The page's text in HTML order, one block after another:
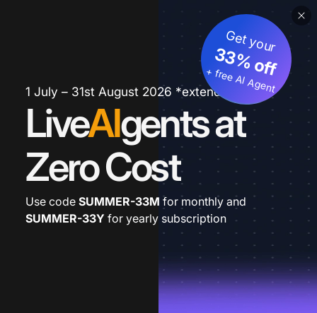
1 July – 31st August 2026 *extended
LiveAIgents at
Zero Cost
Get your
33% off
+ free AI Agent
Use code SUMMER-33M for monthly and
SUMMER-33Y for yearly subscription